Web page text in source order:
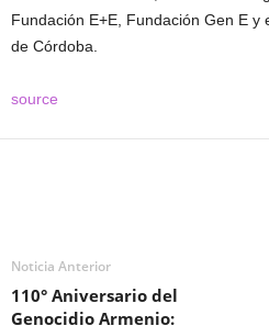
Fundación E+E, Fundación Gen E y
de Córdoba.
source
Noticia Anterior
110° Aniversario del
Genocidio Armenio: